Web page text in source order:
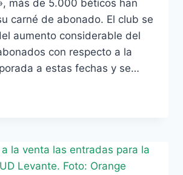
más de 5.000 béticos han
carné de abonado. El club se
aumento considerable del
con respecto a la
a estas fechas y se…